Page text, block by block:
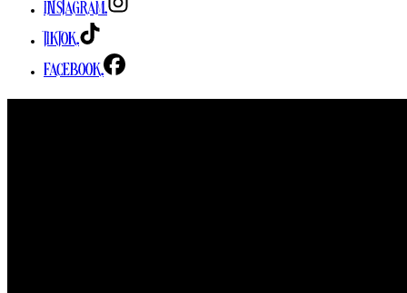
Instagram.
TikTok.
Facebook.